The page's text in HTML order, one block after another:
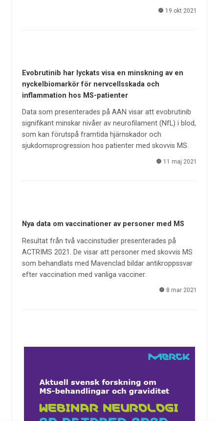
19 okt 2021
Evobrutinib har lyckats visa en minskning av en
nyckelbiomarkör för nervcellsskada och
inflammation hos MS-patienter
Data som presenterades på AAN visar att evobrutinib
signifikant minskar nivåer av neurofilament (NfL) i blod,
som kan förutspå framtida hjärnskador och
sjukdomsprogression hos patienter med skovvis MS.
11 maj 2021
Nya data om vaccinationer av personer med MS
Resultat från två vaccinstudier presenterades på
ACTRIMS 2021. De visar att personer med skovvis MS
som behandlats med Mavenclad bildar antikroppssvar
efter vaccination med vanliga vacciner.
8 mar 2021